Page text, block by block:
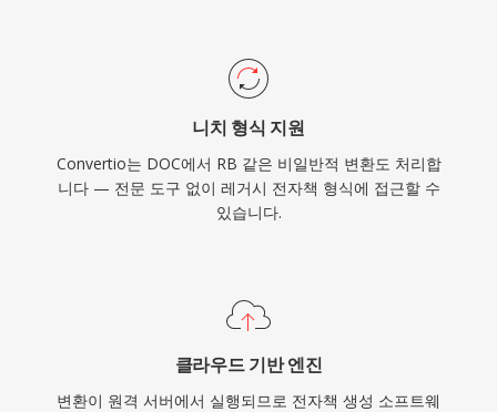
니치 형식 지원
Convertio는 DOC에서 RB 같은 비일반적 변환도 처리합
니다 — 전문 도구 없이 레거시 전자책 형식에 접근할 수
있습니다.
클라우드 기반 엔진
변환이 원격 서버에서 실행되므로 전자책 생성 소프트웨